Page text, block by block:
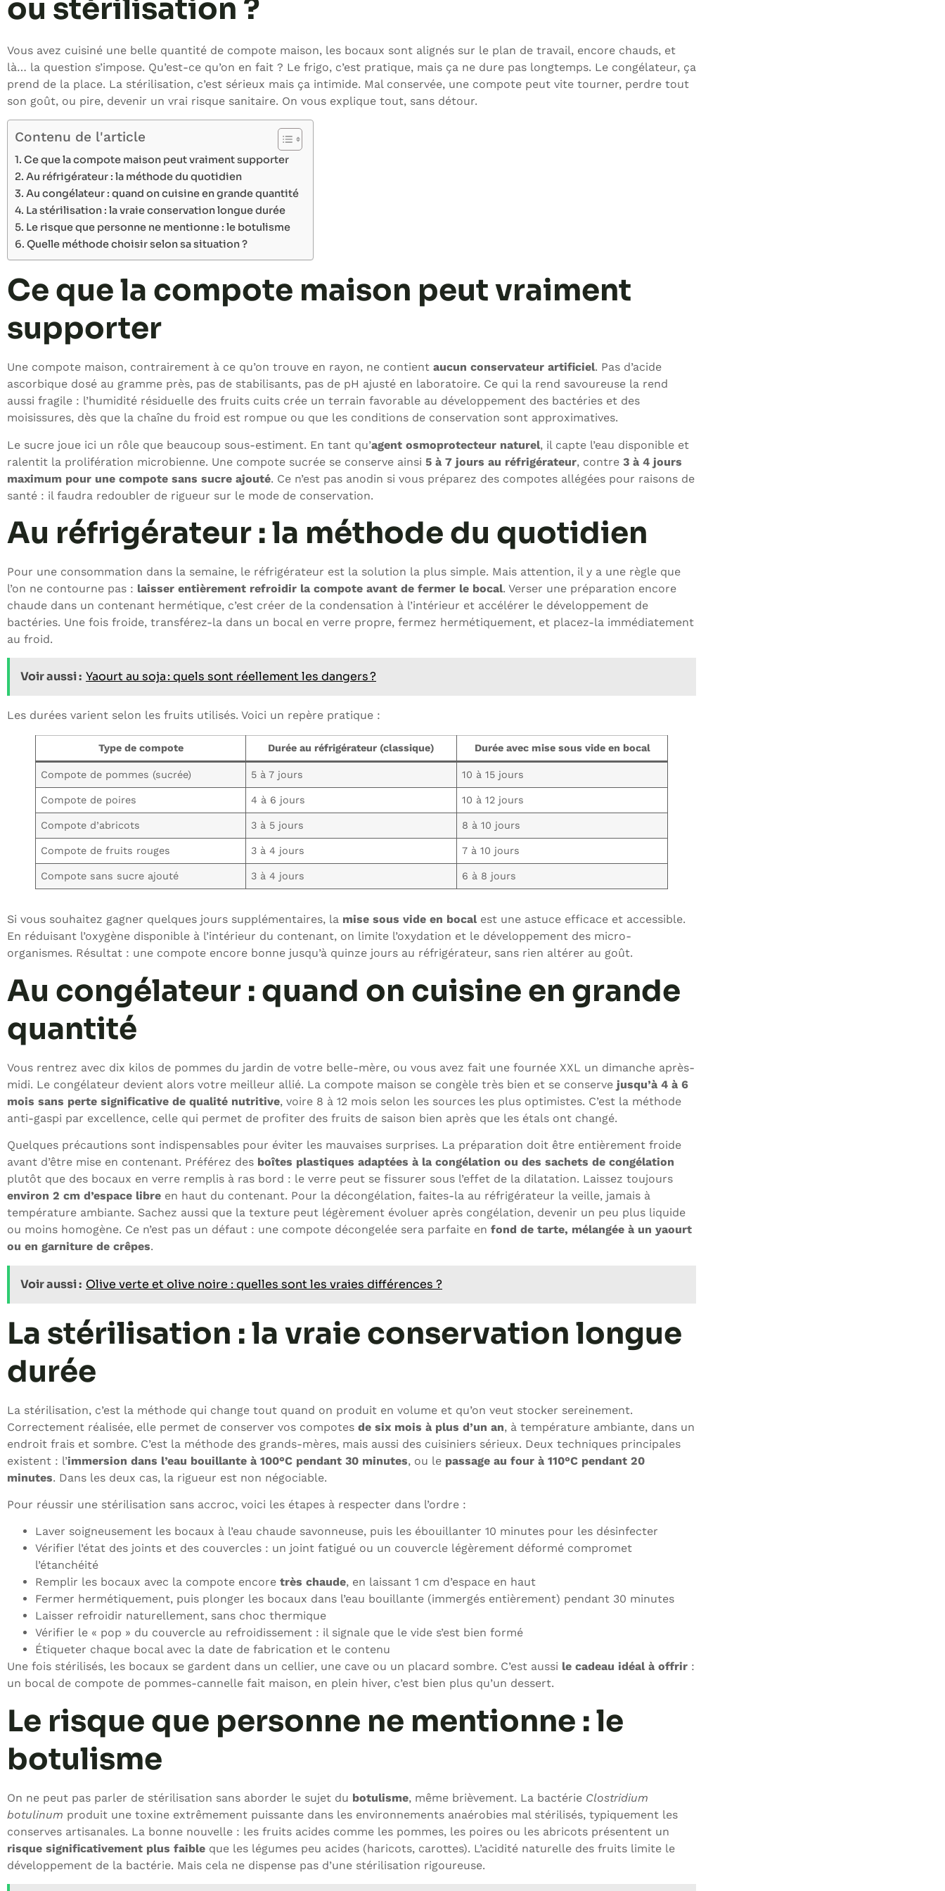
ou stérilisation ?
Vous avez cuisiné une belle quantité de compote maison, les bocaux sont alignés sur le plan de travail, encore chauds, et
là… la question s’impose. Qu’est-ce qu’on en fait ? Le frigo, c’est pratique, mais ça ne dure pas longtemps. Le congélateur, ça
prend de la place. La stérilisation, c’est sérieux mais ça intimide. Mal conservée, une compote peut vite tourner, perdre tout
son goût, ou pire, devenir un vrai risque sanitaire. On vous explique tout, sans détour.
Contenu de l'article
Ce que la compote maison peut vraiment supporter
Au réfrigérateur : la méthode du quotidien
Au congélateur : quand on cuisine en grande quantité
La stérilisation : la vraie conservation longue durée
Le risque que personne ne mentionne : le botulisme
Quelle méthode choisir selon sa situation ?
Ce que la compote maison peut vraiment
supporter
Une compote maison, contrairement à ce qu’on trouve en rayon, ne contient aucun conservateur artificiel. Pas d’acide
ascorbique dosé au gramme près, pas de stabilisants, pas de pH ajusté en laboratoire. Ce qui la rend savoureuse la rend
aussi fragile : l’humidité résiduelle des fruits cuits crée un terrain favorable au développement des bactéries et des
moisissures, dès que la chaîne du froid est rompue ou que les conditions de conservation sont approximatives.
Le sucre joue ici un rôle que beaucoup sous-estiment. En tant qu’agent osmoprotecteur naturel, il capte l’eau disponible et
ralentit la prolifération microbienne. Une compote sucrée se conserve ainsi 5 à 7 jours au réfrigérateur, contre 3 à 4 jours
maximum pour une compote sans sucre ajouté. Ce n’est pas anodin si vous préparez des compotes allégées pour raisons de
santé : il faudra redoubler de rigueur sur le mode de conservation.
Au réfrigérateur : la méthode du quotidien
Pour une consommation dans la semaine, le réfrigérateur est la solution la plus simple. Mais attention, il y a une règle que
l’on ne contourne pas : laisser entièrement refroidir la compote avant de fermer le bocal. Verser une préparation encore
chaude dans un contenant hermétique, c’est créer de la condensation à l’intérieur et accélérer le développement de
bactéries. Une fois froide, transférez-la dans un bocal en verre propre, fermez hermétiquement, et placez-la immédiatement
au froid.
Voir aussi : Yaourt au soja : quels sont réellement les dangers ?
Les durées varient selon les fruits utilisés. Voici un repère pratique :
Type de compote Durée au réfrigérateur (classique) Durée avec mise sous vide en bocal
Compote de pommes (sucrée) 5 à 7 jours 10 à 15 jours
Compote de poires 4 à 6 jours 10 à 12 jours
Compote d’abricots 3 à 5 jours 8 à 10 jours
Compote de fruits rouges 3 à 4 jours 7 à 10 jours
Compote sans sucre ajouté 3 à 4 jours 6 à 8 jours
Si vous souhaitez gagner quelques jours supplémentaires, la mise sous vide en bocal est une astuce efficace et accessible.
En réduisant l’oxygène disponible à l’intérieur du contenant, on limite l’oxydation et le développement des micro-
organismes. Résultat : une compote encore bonne jusqu’à quinze jours au réfrigérateur, sans rien altérer au goût.
Au congélateur : quand on cuisine en grande
quantité
Vous rentrez avec dix kilos de pommes du jardin de votre belle-mère, ou vous avez fait une fournée XXL un dimanche après-
midi. Le congélateur devient alors votre meilleur allié. La compote maison se congèle très bien et se conserve jusqu’à 4 à 6
mois sans perte significative de qualité nutritive, voire 8 à 12 mois selon les sources les plus optimistes. C’est la méthode
anti-gaspi par excellence, celle qui permet de profiter des fruits de saison bien après que les étals ont changé.
Quelques précautions sont indispensables pour éviter les mauvaises surprises. La préparation doit être entièrement froide
avant d’être mise en contenant. Préférez des boîtes plastiques adaptées à la congélation ou des sachets de congélation
plutôt que des bocaux en verre remplis à ras bord : le verre peut se fissurer sous l’effet de la dilatation. Laissez toujours
environ 2 cm d’espace libre en haut du contenant. Pour la décongélation, faites-la au réfrigérateur la veille, jamais à
température ambiante. Sachez aussi que la texture peut légèrement évoluer après congélation, devenir un peu plus liquide
ou moins homogène. Ce n’est pas un défaut : une compote décongelée sera parfaite en fond de tarte, mélangée à un yaourt
ou en garniture de crêpes.
Voir aussi : Olive verte et olive noire : quelles sont les vraies différences ?
La stérilisation : la vraie conservation longue
durée
La stérilisation, c’est la méthode qui change tout quand on produit en volume et qu’on veut stocker sereinement.
Correctement réalisée, elle permet de conserver vos compotes de six mois à plus d’un an, à température ambiante, dans un
endroit frais et sombre. C’est la méthode des grands-mères, mais aussi des cuisiniers sérieux. Deux techniques principales
existent : l’immersion dans l’eau bouillante à 100°C pendant 30 minutes, ou le passage au four à 110°C pendant 20
minutes. Dans les deux cas, la rigueur est non négociable.
Pour réussir une stérilisation sans accroc, voici les étapes à respecter dans l’ordre :
Laver soigneusement les bocaux à l’eau chaude savonneuse, puis les ébouillanter 10 minutes pour les désinfecter
Vérifier l’état des joints et des couvercles : un joint fatigué ou un couvercle légèrement déformé compromet
l’étanchéité
Remplir les bocaux avec la compote encore très chaude, en laissant 1 cm d’espace en haut
Fermer hermétiquement, puis plonger les bocaux dans l’eau bouillante (immergés entièrement) pendant 30 minutes
Laisser refroidir naturellement, sans choc thermique
Vérifier le « pop » du couvercle au refroidissement : il signale que le vide s’est bien formé
Étiqueter chaque bocal avec la date de fabrication et le contenu
Une fois stérilisés, les bocaux se gardent dans un cellier, une cave ou un placard sombre. C’est aussi le cadeau idéal à offrir :
un bocal de compote de pommes-cannelle fait maison, en plein hiver, c’est bien plus qu’un dessert.
Le risque que personne ne mentionne : le
botulisme
On ne peut pas parler de stérilisation sans aborder le sujet du botulisme, même brièvement. La bactérie Clostridium
botulinum produit une toxine extrêmement puissante dans les environnements anaérobies mal stérilisés, typiquement les
conserves artisanales. La bonne nouvelle : les fruits acides comme les pommes, les poires ou les abricots présentent un
risque significativement plus faible que les légumes peu acides (haricots, carottes). L’acidité naturelle des fruits limite le
développement de la bactérie. Mais cela ne dispense pas d’une stérilisation rigoureuse.